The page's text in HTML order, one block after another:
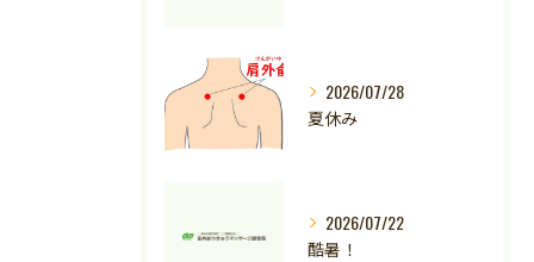
2026/07/28
夏休み
2026/07/22
酷暑！